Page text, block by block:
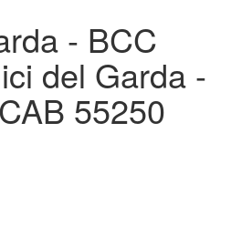
- BCC
del Garda -
55250